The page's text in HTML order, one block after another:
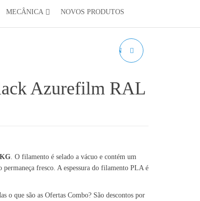
MECÂNICA NOVOS PRODUTOS
PLA REFILL LAGOON
Azurefilm RAL
. O filamento é selado a vácuo e contém um
fresco. A espessura do filamento PLA é
o que são as Ofertas Combo? São descontos por